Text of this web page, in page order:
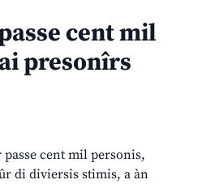
cent mil
presonîrs
passe cent mil personis,
di diviersis stimis, a àn